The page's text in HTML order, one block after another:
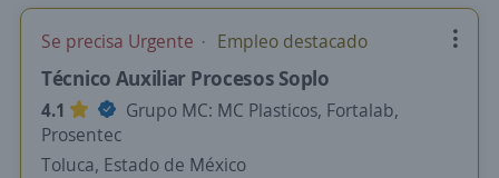
Se precisa Urgente Empleo destacado
Técnico Auxiliar Procesos Soplo
4.1
Grupo MC: MC Plasticos, Fortalab,
Prosentec
Toluca, Estado de México